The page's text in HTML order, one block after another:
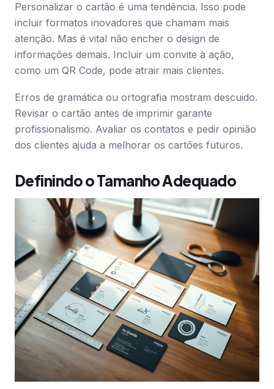
Personalizar o cartão é uma tendência. Isso pode
incluir formatos inovadores que chamam mais
atenção. Mas é vital não encher o design de
informações demais. Incluir um convite à ação,
como um QR Code, pode atrair mais clientes.
Erros de gramática ou ortografia mostram descuido.
Revisar o cartão antes de imprimir garante
profissionalismo. Avaliar os contatos e pedir opinião
dos clientes ajuda a melhorar os cartões futuros.
Definindo o Tamanho Adequado